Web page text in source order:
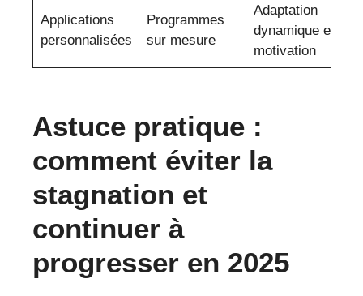
Applications
personnalisées
Programmes
sur mesure
Adaptation
dynamique et
motivation
Astuce pratique :
comment éviter la
stagnation et
continuer à
progresser en 2025